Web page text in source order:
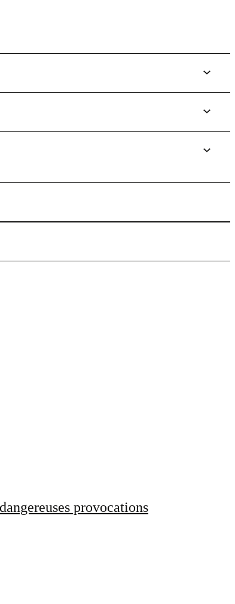
provocations